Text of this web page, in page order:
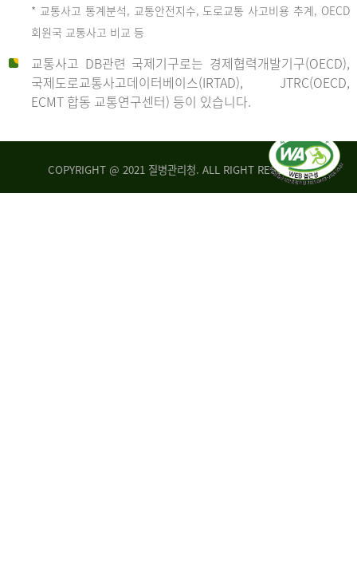
* 교통사고 통계분석, 교통안전지수, 도로교통 사고비용 추계, OECD
회원국 교통사고 비교 등
교통사고 DB관련 국제기구로는 경제협력개발기구(OECD),
국제도로교통사고데이터베이스(IRTAD), JTRC(OECD,
ECMT 합동 교통연구센터) 등이 있습니다.
COPYRIGHT @ 2021 질병관리청. ALL RIGHT RESERVED